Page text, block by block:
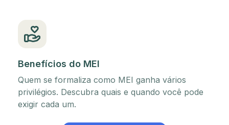
Benefícios do MEI
Quem se formaliza como MEI ganha vários
privilégios. Descubra quais e quando você pode
exigir cada um.